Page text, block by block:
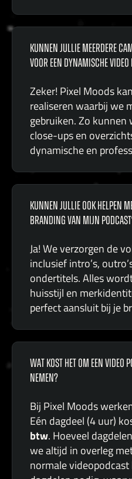
KUNNEN JULLIE MEERDERE
VOOR EEN DYNAMISCHE VIDEO
Zeker! Pixel Moods
realiseren waarbij we
gebruiken. Zo kunnen
close-ups en
dynamische en
KUNNEN JULLIE OOK HELPEN
BRANDING VAN MIJN
Ja! We verzorgen de
inclusief intro’s,
ondertitels. Alles
huisstijl en
perfect aansluit bij je
WAT KOST HET OM EEN VIDEO
NEMEN?
Bij Pixel Moods
Eén dagdeel (4 uur)
btw. Hoeveel
we altijd in overleg
normale